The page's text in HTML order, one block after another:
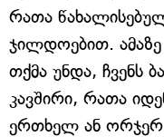
რათა
ჯილდოებით. ამაზე
თქმა უნდა, ჩვენს
კავშირი, რათა
ერთხელ ან ორჯერ